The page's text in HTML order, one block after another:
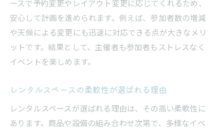
ースで予約変更やレイアウト変更に応じてくれるため、
安心して計画を進められます。例えば、参加者数の増減
や天候による変更にも迅速に対応できる点が大きなメリ
ットです。結果として、主催者も参加者もストレスなく
イベントを楽しめます。
レンタルスペースの柔軟性が選ばれる理由
レンタルスペースが選ばれる理由は、その高い柔軟性に
あります。商品や設備の組み合わせ次第で、多様なイベ